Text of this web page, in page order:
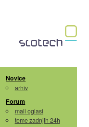
Novice
arhiv
Forum
mali oglasi
teme zadnjih 24h